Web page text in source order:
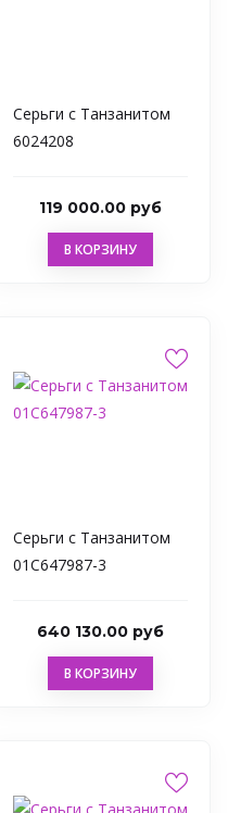
Серьги с Танзанитом
6024208
119 000.00 руб
В КОРЗИНУ
Серьги с Танзанитом
01С647987-3
640 130.00 руб
В КОРЗИНУ